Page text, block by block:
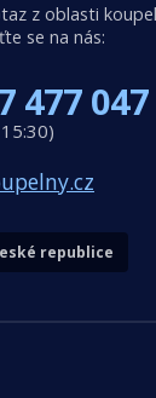
z oblasti
se na nás:
477 047
republice